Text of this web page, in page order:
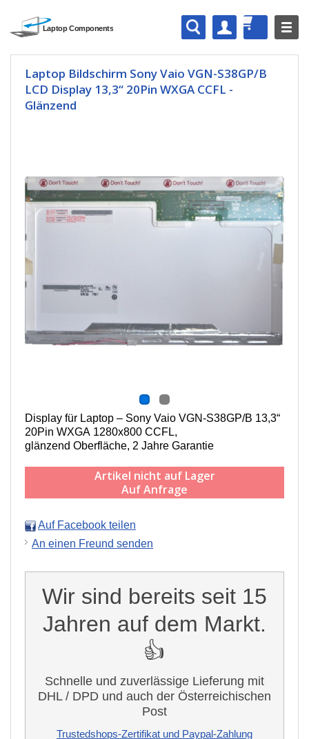
Laptop Bildschirm Sony Vaio VGN-S38GP/B
LCD Display 13,3“ 20Pin WXGA CCFL -
Glänzend
Display für Laptop – Sony Vaio VGN-S38GP/B 13,3“
20Pin WXGA 1280x800 CCFL,
g länzend Oberfläche, 2 Jahre Garantie
Artikel nicht auf Lager
Auf Anfrage
Auf Facebook teilen
An einen Freund senden
Wir sind bereits seit 15
Jahren auf dem Markt.
👍
Schnelle und zuverlässige Lieferung mit
DHL / DPD und auch der Österreichischen
Post
Trustedshops-Zertifikat und Paypal-Zahlung